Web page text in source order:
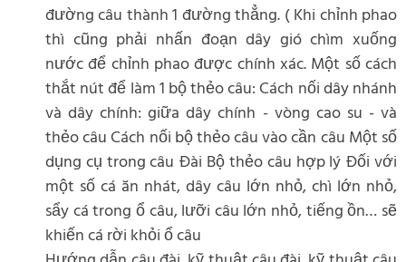
đường câu thành 1 đường thẳng. ( Khi chỉnh phao
thì cũng phải nhấn đoạn dây gió chìm xuống
nước để chỉnh phao được chính xác. Một số cách
thắt nút để làm 1 bộ thẻo câu: Cách nối dây nhánh
và dây chính: giữa dây chính - vòng cao su - và
thẻo câu Cách nối bộ thẻo câu vào cần câu Một số
dụng cụ trong câu Đài Bộ thẻo câu hợp lý Đối với
một số cá ăn nhát, dây câu lớn nhỏ, chì lớn nhỏ,
sẩy cá trong ổ câu, lưỡi câu lớn nhỏ, tiếng ồn… sẽ
khiến cá rời khỏi ổ câu